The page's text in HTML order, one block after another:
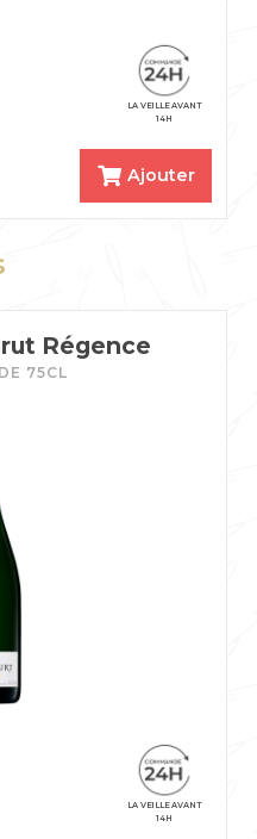
LA VEILLE AVANT
14H
Ajouter
Régence
75CL
LA VEILLE AVANT
14H